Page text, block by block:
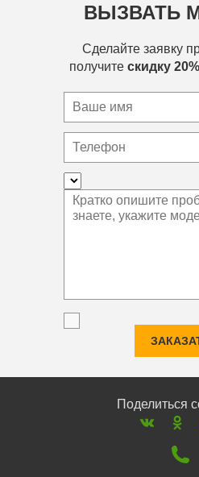
ВЫЗВАТЬ
Сделайте заявку
получите скидку 20%
Поделиться